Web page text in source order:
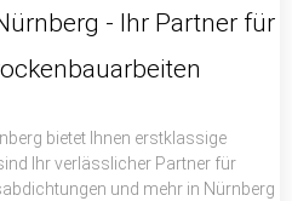
- Ihr Partner für
bietet Ihnen erstklassige
Ihr verlässlicher Partner für
und mehr in Nürnberg